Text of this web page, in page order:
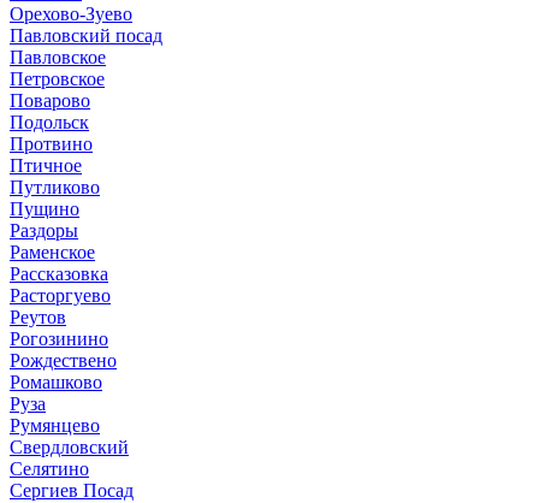
Орехово-Зуево
Павловский посад
Павловское
Петровское
Поварово
Подольск
Протвино
Птичное
Путликово
Пущино
Раздоры
Раменское
Рассказовка
Расторгуево
Реутов
Рогозинино
Рождествено
Ромашково
Руза
Румянцево
Свердловский
Селятино
Сергиев Посад